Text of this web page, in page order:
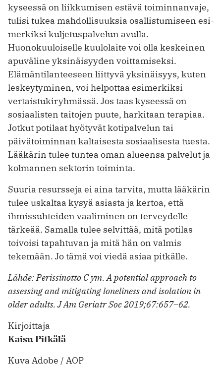
kyseessä on liikkumisen estävä toiminnanvaje,
tulisi tukea mahdollisuuksia osallistumiseen esi­
merkiksi kuljetuspalvelun avulla.
Huonokuuloiselle kuulolaite voi olla keskeinen
apuväline yksinäisyyden voittamiseksi.
Elämäntilanteeseen liittyvä yksinäisyys, kuten
leskeytyminen, voi helpottaa esimerkiksi
vertaistukiryhmässä. Jos taas kyseessä on
sosiaalisten taitojen puute, harkitaan terapiaa.
Jotkut potilaat hyötyvät kotipalvelun tai
päivätoiminnan kaltaisesta sosiaalisesta tuesta.
Lääkärin tulee tuntea oman alueensa palvelut ja
kolmannen sektorin toiminta.
Suuria resursseja ei aina tarvita, mutta lääkärin
tulee uskaltaa kysyä asiasta ja kertoa, että
ihmissuhteiden vaaliminen on terveydelle
tärkeää. Samalla tulee selvittää, mitä potilas
toivoisi tapahtuvan ja mitä hän on valmis
tekemään. Jo tämä voi viedä asiaa pitkälle.
Lähde: Perissinotto C ym. A potential approach to
assessing and mitigating loneliness and isolation in
older adults. J Am Geriatr Soc 2019;67:657–62.
Kirjoittaja
Kaisu Pitkälä
Kuva Adobe / AOP